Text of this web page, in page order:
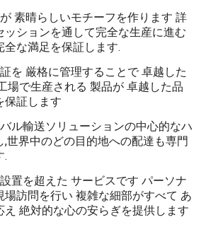
素晴らしいモチーフを作ります 詳
ッションを通して完全な生産に進む
全な満足を保証します.
を 厳格に管理することで 卓越した
場で生産される 製品が 卓越した品
保証します
ル輸送ソリューションの中心的なハ
,世界中のどの目的地への配達も専門
.
置を超えた サービスです パーソナ
場訪問を行い 複雑な細部がすべて あ
え 絶対的な心の安らぎを提供します